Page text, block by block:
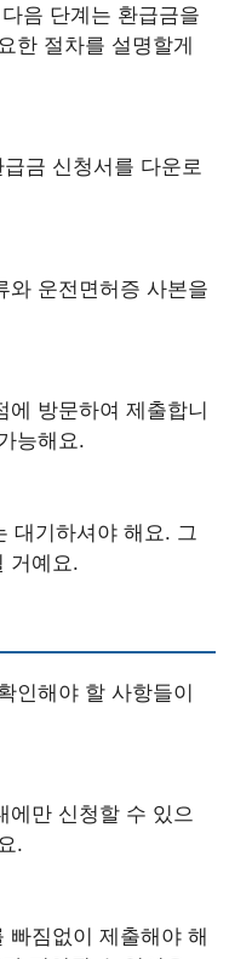
음 단계는 환급금을
한 절차를 설명할게
금 신청서를 다운로
와 운전면허증 사본을
에 방문하여 제출합니
능해요.
대기하셔야 해요. 그
거예요.
인해야 할 사항들이
에만 신청할 수 있으
.
빠짐없이 제출해야 해